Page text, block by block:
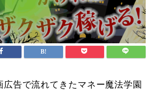
広告で流れてきたマネー魔法学園